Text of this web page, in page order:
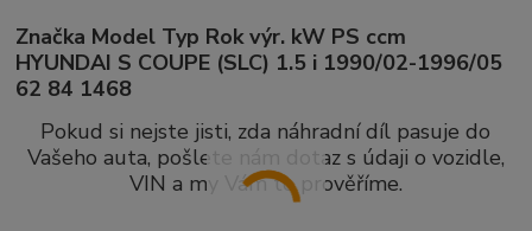
Značka Model Typ Rok výr. kW PS ccm
HYUNDAI S COUPE (SLC) 1.5 i 1990/02-1996/05
62 84 1468
Pokud si nejste jisti, zda náhradní díl pasuje do
Vašeho auta, pošlete nám dotaz s údaji o vozidle,
VIN a my Vám to prověříme.